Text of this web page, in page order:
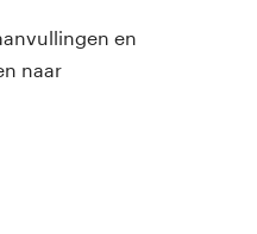
en
naar